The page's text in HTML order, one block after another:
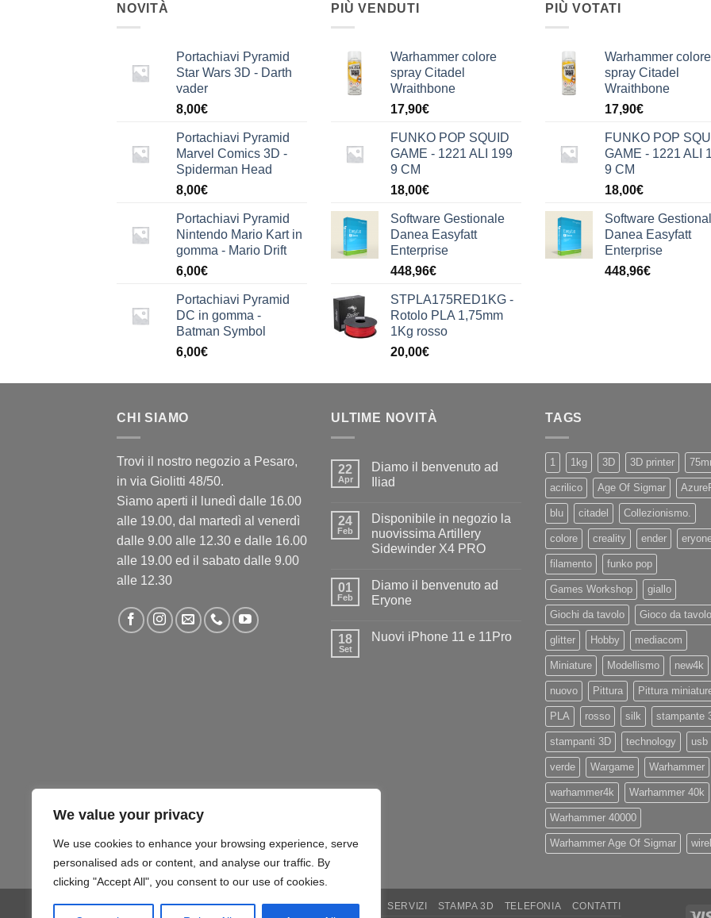
We value your privacy
We use cookies to enhance your browsing experience, serve
personalised ads or content, and analyse our traffic. By
clicking "Accept All", you consent to our use of cookies.
NOVITÀ
Portachiavi Pyramid
Star Wars 3D - Darth
vader
8,00€
Portachiavi Pyramid
Marvel Comics 3D -
Spiderman Head
8,00€
Portachiavi Pyramid
Nintendo Mario Kart in
gomma - Mario Drift
6,00€
Portachiavi Pyramid
DC in gomma -
Batman Symbol
6,00€
PIÙ VENDUTI
Warhammer colore
spray Citadel
Wraithbone
17,90€
FUNKO POP SQUID
GAME - 1221 ALI 199
9 CM
18,00€
Software Gestionale
Danea Easyfatt
Enterprise
448,96€
STPLA175RED1KG -
Rotolo PLA 1,75mm
1Kg rosso
20,00€
PIÙ VOTATI
Warhammer colore
spray Citadel
Wraithbone
17,90€
FUNKO POP
GAME - 1221 ALI
9 CM
18,00€
Software
Danea Easyfatt
Enterprise
448,96€
CHI SIAMO
Trovi il nostro negozio a Pesaro,
in via Giolitti 48/50.
Siamo aperti il lunedì dalle 16.00
alle 19.00, dal martedì al venerdì
dalle 9.00 alle 12.30 e dalle 16.00
alle 19.00 ed il sabato dalle 9.00
alle 12.30
ULTIME NOVITÀ
22
Apr
Diamo il benvenuto ad
Iliad
su
Diamo
il
benvenuto
24
Feb
Disponibile in negozio la
nuovissima Artillery
Sidewinder X4 PRO
su
Disponibile
in
nuovissima
01
Feb
Diamo il benvenuto ad
Eryone
su
18
Set
Nuovi iPhone 11 e 11Pro
TAGS
1 1kg 3D 3D printer
acrilico Age Of Sigmar
blu citadel Collezionismo.
colore creality ender
filamento funko pop
Games Workshop giallo
Giochi da tavolo Gioco da tavolo
glitter Hobby mediacom
Miniature Modellismo new4k
nuovo Pittura Pittura
PLA rosso silk stampante
stampanti 3D technology usb
verde Wargame Warhammer
warhammer4k Warhammer 40k
Warhammer 40000
Warhammer Age Of Sigmar
COMPUTER – TABLET – SMARTPHONE SOFTWARE SERVIZI STAMPA 3D TELEFONIA CONTATTI